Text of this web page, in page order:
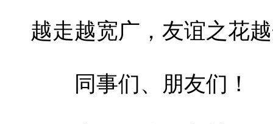
越走越宽广，友谊之花
同事们、朋友们！